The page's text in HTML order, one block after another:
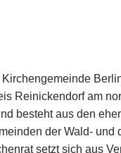
Reinickendorf am
besteht aus den
der Wald- und
setzt sich aus